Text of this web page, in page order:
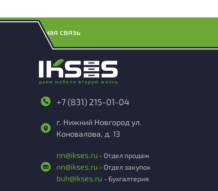
Обратная связь
+7 (831) 215-01-04
г. Нижний Новгород ул.
Коновалова, д. 13
nn@ikses.ru - Отдел продаж
nn@ikses.ru - Отдел закупок
buh@ikses.ru - Бухгалтерия